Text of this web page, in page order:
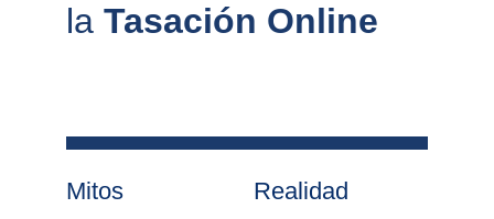
la Tasación Online
Mitos Realidad